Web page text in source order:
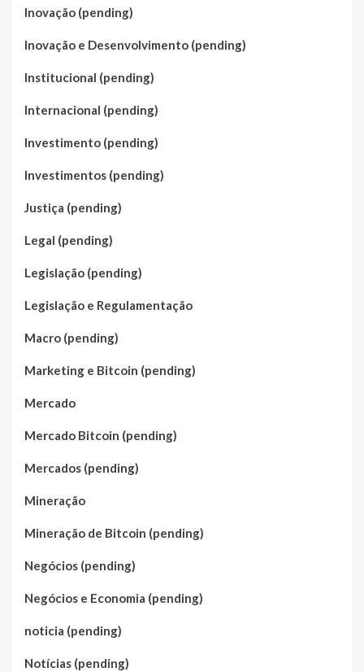
Inovação (pending)
Inovação e Desenvolvimento (pending)
Institucional (pending)
Internacional (pending)
Investimento (pending)
Investimentos (pending)
Justiça (pending)
Legal (pending)
Legislação (pending)
Legislação e Regulamentação
Macro (pending)
Marketing e Bitcoin (pending)
Mercado
Mercado Bitcoin (pending)
Mercados (pending)
Mineração
Mineração de Bitcoin (pending)
Negócios (pending)
Negócios e Economia (pending)
noticia (pending)
Notícias (pending)